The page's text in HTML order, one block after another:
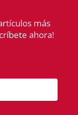
más
ahora!